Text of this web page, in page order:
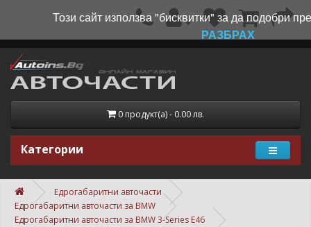
0 продукт(а) - 0.00 лв.
Категории
Едрогабаритни авточасти
Едрогабаритни авточасти за BMW
Едрогабаритни авточасти за BMW 3-Series E46
Този сайт използва "бисквитки" за да подобри
РАЗБРАХ